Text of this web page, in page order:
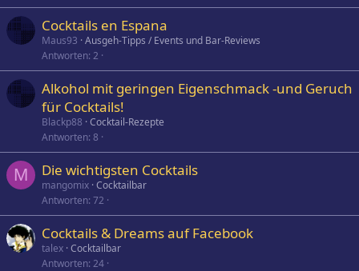
Cocktails en Espana
Maus93 Ausgeh-Tipps / Events und Bar-Reviews
Antworten 2
Alkohol mit geringen Eigenschmack -und Geruch
für Cocktails!
Blackp88 Cocktail-Rezepte
Antworten 8
M Die wichtigsten Cocktails
mangomix Cocktailbar
Antworten 72
Cocktails & Dreams auf Facebook
talex Cocktailbar
Antworten 24